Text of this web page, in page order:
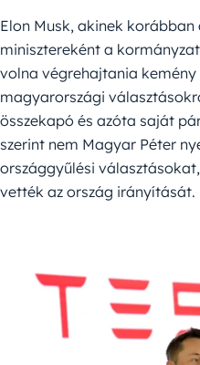
Elon Musk, akinek
minisztereként a
volna végrehajtania
magyarországi
összekapó és azóta saját
szerint nem Magyar Péter
országgyűlési
vették az ország irányítását.